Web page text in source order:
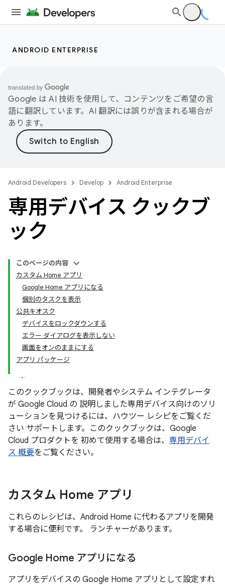
ANDROID ENTERPRISE
Google は AI 技術を使用して、コンテンツをご希望の言
語に翻訳しています。AI 翻訳には誤りが含まれる場合が
あります。
Android Developers Develop Android Enterprise
専用デバイス クックブ
ック
このページの内容
カスタム Home アプリ
Google Home アプリになる
個別のタスクを表示
公共キオスク
デバイスをロックダウンする
エラー ダイアログを表示しない
画面をオンのままにする
アプリ パッケージ
このクックブックは、開発者やシステム インテグレータ
が Google Cloud の 説明しました専用デバイス向けのソリ
ューションを見つけるには、ハウツー レシピをご覧くだ
さい サポートします。このクックブックは、Google
Cloud プロダクトを 初めて使用する場合は、 専用デバイ
ス 概要をご覧ください。
カスタム Home アプリ
これらのレシピは、Android Home に代わるアプリを開発
する場合に便利です。 ランチャーがあります。
Google Home アプリになる
アプリをデバイスの Google Home アプリとして設定すれ